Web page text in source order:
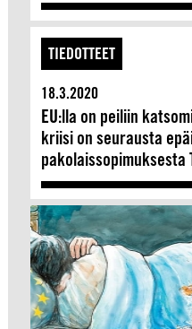
TIEDOTTEET
18.3.2020
EU:lla on peiliin
kriisi on seurausta
pakolaissopimuksesta